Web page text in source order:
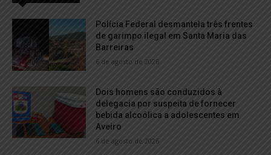
Polícia Federal desmantela três frentes
de garimpo ilegal em Santa Maria das
Barreiras
6 de agosto de 2026
Dois homens são conduzidos à
delegacia por suspeita de fornecer
bebida alcoólica a adolescentes em
Aveiro
6 de agosto de 2026